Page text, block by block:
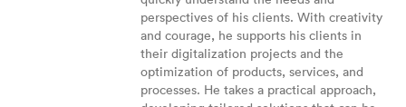
perspectives of his clients. With creativity
and courage, he supports his clients in
their digitalization projects and the
optimization of products, services, and
processes. He takes a practical approach,